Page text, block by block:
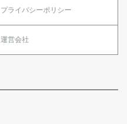
プライバシーポリシー
運営会社